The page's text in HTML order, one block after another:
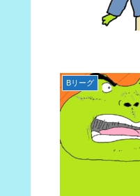
Bリーグ